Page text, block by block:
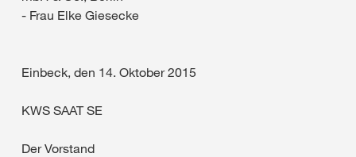
- Frau Elke Giesecke
Einbeck, den 14. Oktober 2015
KWS SAAT SE
Der Vorstand